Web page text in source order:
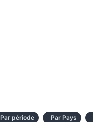
Par période Par Pays